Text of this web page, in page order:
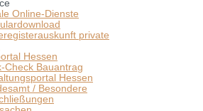
Online-Dienste
private
Hessen
Check Bauantrag
Hessen
/ Besondere